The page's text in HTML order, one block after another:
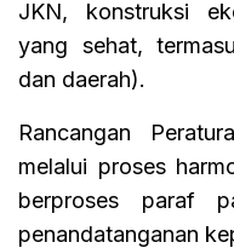
JKN, konstruksi
yang sehat,
dan daerah).
Rancangan
melalui proses
berproses paraf
penandatanganan